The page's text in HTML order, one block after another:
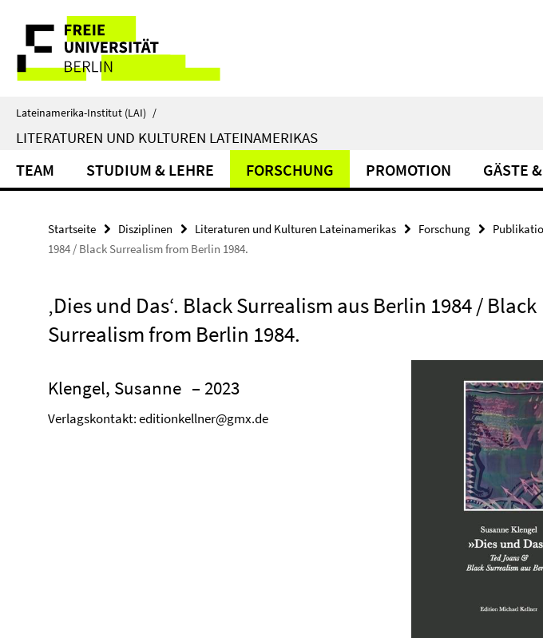
direkt
Inhalt
Service-
Navigation
Lateinamerika-Institut (LAI) /
LITERATUREN UND KULTUREN LATEINAMERIKAS
TEAM STUDIUM & LEHRE FORSCHUNG PROMOTION GÄSTE
Startseite Disziplinen Literaturen und Kulturen Lateinamerikas Forschung
1984 / Black Surrealism from Berlin 1984.
‚Dies und Das‘. Black Surrealism aus Berlin 1984 / Black
Surrealism from Berlin 1984.
Klengel, Susanne – 2023
Verlagskontakt: editionkellner@gmx.de